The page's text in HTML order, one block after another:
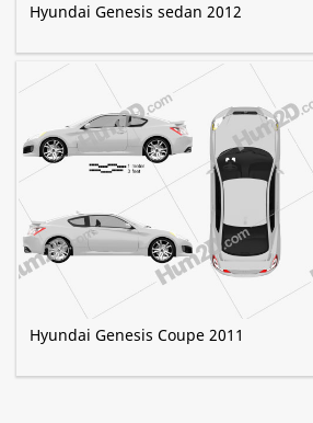
Hyundai Genesis sedan 2012
Hyundai Genesis Coupe 2011